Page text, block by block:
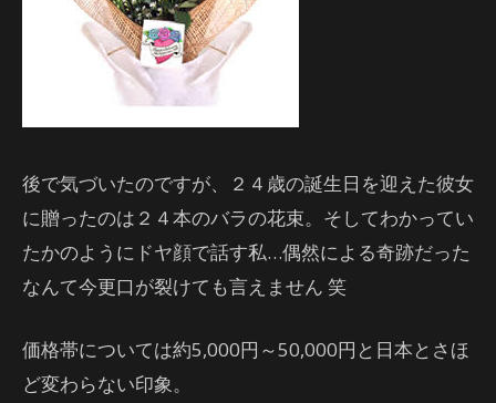
後で気づいたのですが、２４歳の誕生日を迎えた彼女
に贈ったのは２４本のバラの花束。そしてわかってい
たかのようにドヤ顔で話す私…偶然による奇跡だった
なんて今更口が裂けても言えません 笑
価格帯については約5,000円～50,000円と日本とさほ
ど変わらない印象。